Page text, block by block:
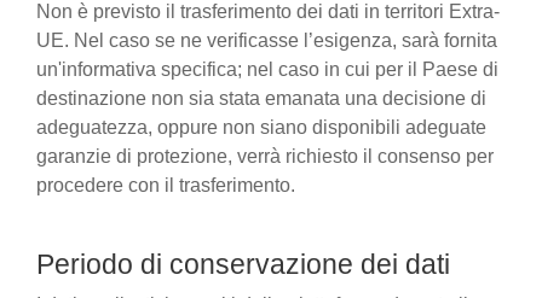
Non è previsto il trasferimento dei dati in territori Extra-
UE. Nel caso se ne verificasse l’esigenza, sarà fornita
un'informativa specifica; nel caso in cui per il Paese di
destinazione non sia stata emanata una decisione di
adeguatezza, oppure non siano disponibili adeguate
garanzie di protezione, verrà richiesto il consenso per
procedere con il trasferimento.
Periodo di conservazione dei dati